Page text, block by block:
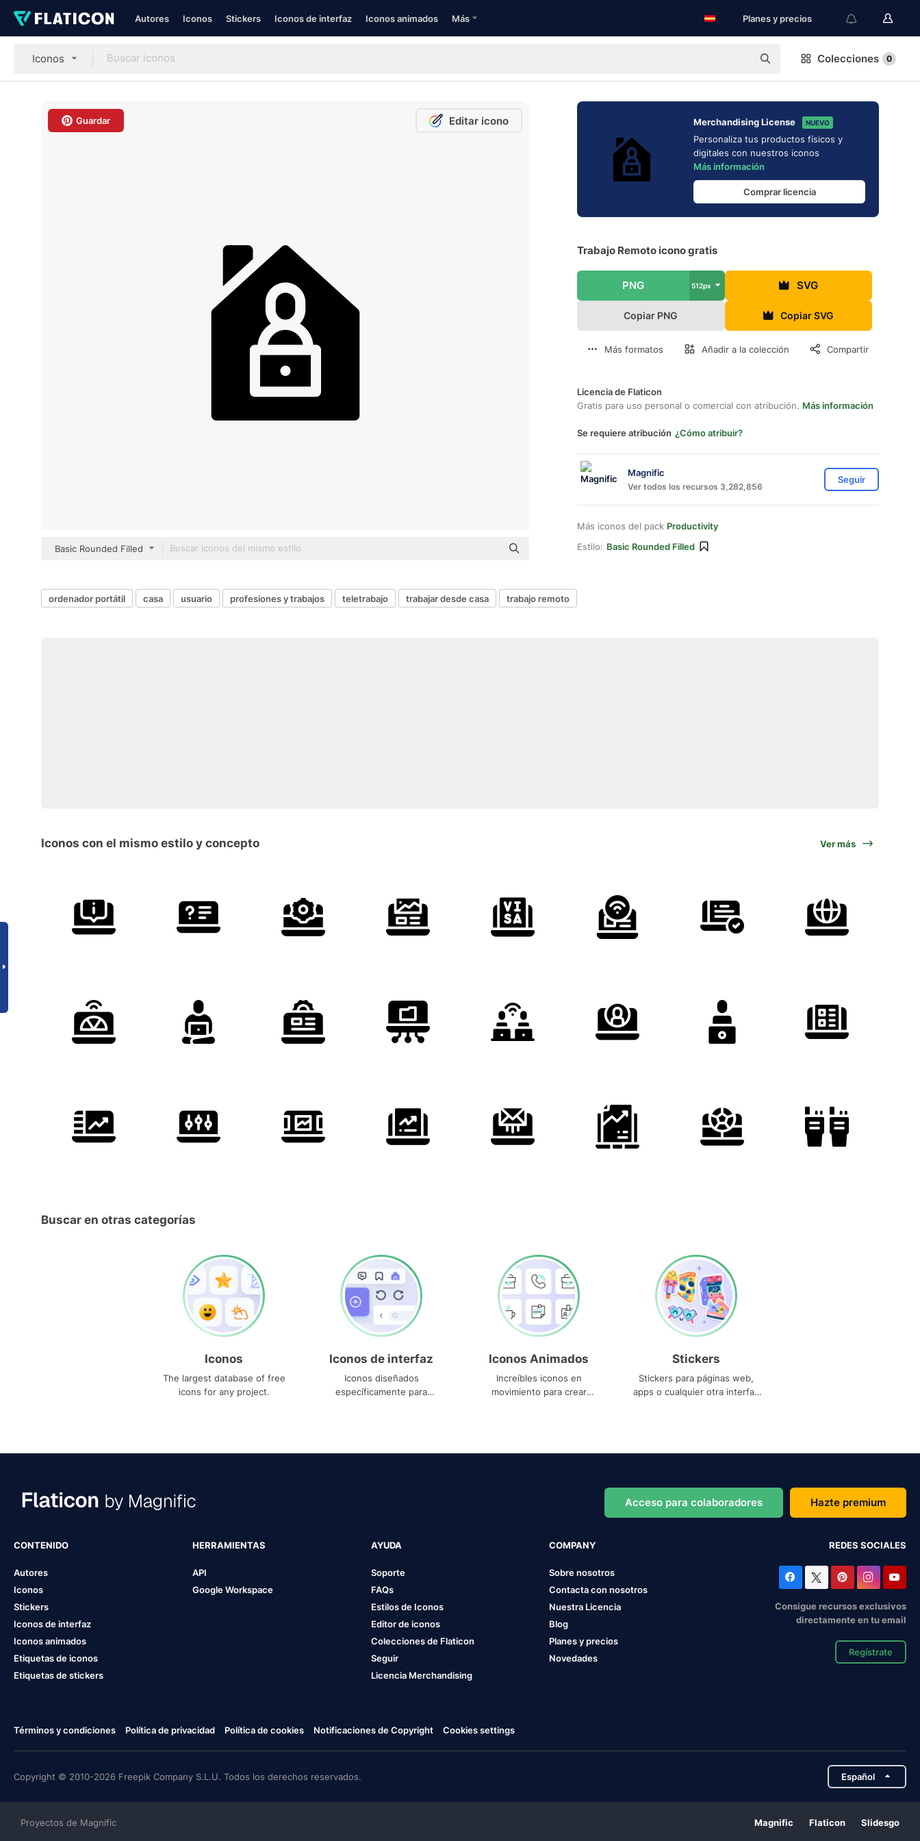
Autores Iconos Stickers Iconos de interfaz Iconos animados Más Planes y precios
Iconos Colecciones 0
Guardar Editar icono
Basic Rounded Filled
Merchandising License NUEVO
Personaliza tus productos físicos y
digitales con nuestros iconos
Más información
Comprar licencia
Trabajo Remoto icono gratis
PNG 512px SVG
Copiar PNG Copiar SVG
Más formatos Añadir a la colección Compartir
Licencia de Flaticon
Gratis para uso personal o comercial con atribución. Más información
Se requiere atribución ¿Cómo atribuir?
Magnific
Ver todos los recursos 3,282,856
Seguir
Más iconos del pack Productivity
Estilo: Basic Rounded Filled
ordenador portátil casa usuario profesiones y trabajos teletrabajo trabajar desde casa trabajo remoto
Iconos con el mismo estilo y concepto Ver más
Buscar en otras categorías
Iconos
The largest database of free
icons for any project.
Iconos de interfaz
Iconos diseñados
específicamente para
Iconos Animados
Increíbles iconos en
movimiento para crear
Stickers
Stickers para páginas web,
apps o cualquier otra interfaz
Acceso para colaboradores Hazte premium
CONTENIDO
Autores
Iconos
Stickers
Iconos de interfaz
Iconos animados
Etiquetas de iconos
Etiquetas de stickers
HERRAMIENTAS
API
Google Workspace
AYUDA
Soporte
FAQs
Estilos de Iconos
Editor de iconos
Colecciones de Flaticon
Seguir
Licencia Merchandising
COMPANY
Sobre nosotros
Contacta con nosotros
Nuestra Licencia
Blog
Planes y precios
Novedades
REDES SOCIALES
Consigue recursos exclusivos
directamente en tu email
Regístrate
Términos y condiciones Política de privacidad Política de cookies Notificaciones de Copyright Cookies settings
Copyright © 2010-2026 Freepik Company S.L.U. Todos los derechos reservados. Español
Proyectos de Magnific Magnific Flaticon Slidesgo